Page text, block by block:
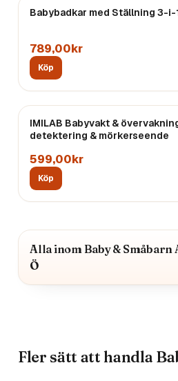
Babybadkar med Ställning 3-
789,00kr
Köp
IMILAB Babyvakt &
detektering & mörkerseende
599,00kr
Köp
Alla inom Baby & Småbarn
Ö
Fler sätt att handla